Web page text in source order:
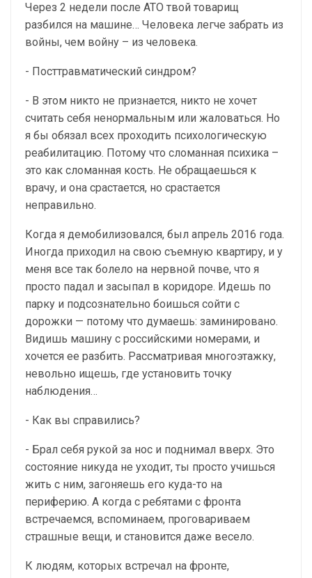
Через 2 недели после АТО твой товарищ
разбился на машине… Человека легче забрать из
войны, чем войну – из человека.
- Посттравматический синдром?
- В этом никто не признается, никто не хочет
считать себя ненормальным или жаловаться. Но
я бы обязал всех проходить психологическую
реабилитацию. Потому что сломанная психика –
это как сломанная кость. Не обращаешься к
врачу, и она срастается, но срастается
неправильно.
Когда я демобилизовался, был апрель 2016 года.
Иногда приходил на свою съемную квартиру, и у
меня все так болело на нервной почве, что я
просто падал и засыпал в коридоре. Идешь по
парку и подсознательно боишься сойти с
дорожки — потому что думаешь: заминировано.
Видишь машину с российскими номерами, и
хочется ее разбить. Рассматривая многоэтажку,
невольно ищешь, где установить точку
наблюдения…
- Как вы справились?
- Брал себя рукой за нос и поднимал вверх. Это
состояние никуда не уходит, ты просто учишься
жить с ним, загоняешь его куда-то на
периферию. А когда с ребятами с фронта
встречаемся, вспоминаем, проговариваем
страшные вещи, и становится даже весело.
К людям, которых встречал на фронте,